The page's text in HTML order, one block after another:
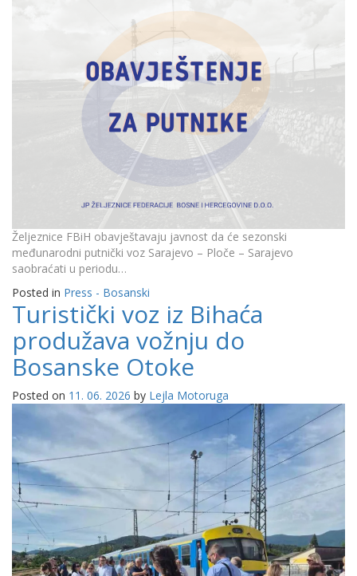
Željeznice FBiH obavještavaju javnost da će sezonski
međunarodni putnički voz Sarajevo – Ploče – Sarajevo
saobraćati u periodu…
Posted in Press - Bosanski
Turistički voz iz Bihaća
produžava vožnju do
Bosanske Otoke
Posted on 11. 06. 2026 by Lejla Motoruga